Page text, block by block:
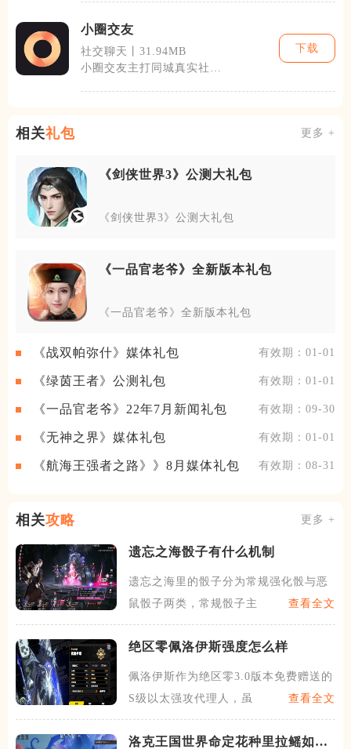
小圈交友
社交聊天丨31.94MB
小圈交友主打同城真实社
下载
相关礼包 更多 +
《剑侠世界3》公测大礼包
《剑侠世界3》公测大礼包
《一品官老爷》全新版本礼包
《一品官老爷》全新版本礼包
《战双帕弥什》媒体礼包 有效期：01-01
《绿茵王者》公测礼包 有效期：01-01
《一品官老爷》22年7月新闻礼包 有效期：09-30
《无神之界》媒体礼包 有效期：01-01
《航海王强者之路》》8月媒体礼包 有效期：08-31
相关攻略 更多 +
遗忘之海骰子有什么机制
遗忘之海里的骰子分为常规强化骰与恶
鼠骰子两类，常规骰子主要由
查看全文
绝区零佩洛伊斯强度怎么样
佩洛伊斯作为绝区零3.0版本免费赠送的
S级以太强攻代理人，虽
查看全文
洛克王国世界命定花种里拉鳐如何